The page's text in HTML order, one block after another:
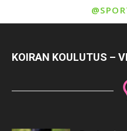
KOIRAN KOULUTUS –